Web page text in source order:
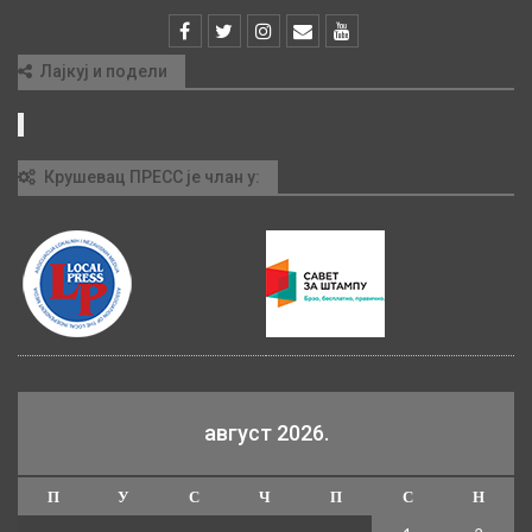
Лајкуј и подели
Крушевац ПРЕСС је члан у:
август 2026.
П У С Ч П С
Н